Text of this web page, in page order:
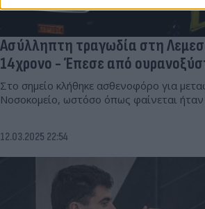
Ασύλληπτη τραγωδία στη
14χρονο - Έπεσε από
Στο σημείο κλήθηκε ασθενοφόρο για
Νοσοκομείο, ωστόσο όπως φαίνεται
12.03.2025 22:54